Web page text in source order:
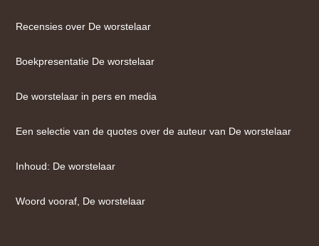
Recensies over De worstelaar
Boekpresentatie De worstelaar
De worstelaar in pers en media
Een selectie van de quotes over de auteur van De worstelaar
Inhoud: De worstelaar
Woord vooraf, De worstelaar